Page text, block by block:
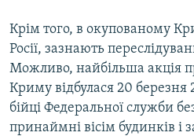
Крім того, в окупованому
Росії, зазнають
Можливо, найбільша акція
Криму відбулася 20 березня
бійці Федеральної служби
принаймні вісім будинків і